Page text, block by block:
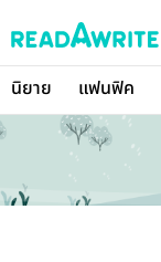
นิยาย แฟนฟิค